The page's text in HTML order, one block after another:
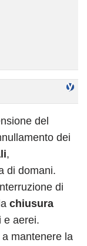
del
dei
,
di domani.
di
chiusura
e aerei.
mantenere la